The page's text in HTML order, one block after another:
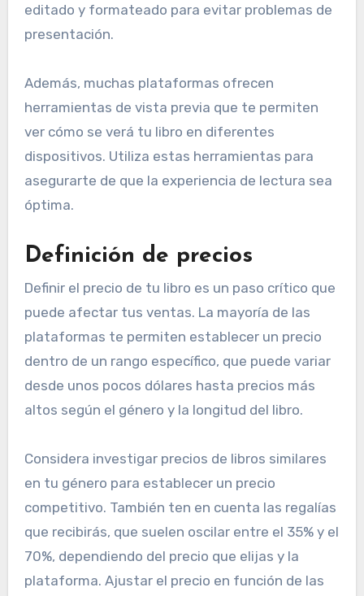
editado y formateado para evitar problemas de
presentación.
Además, muchas plataformas ofrecen
herramientas de vista previa que te permiten
ver cómo se verá tu libro en diferentes
dispositivos. Utiliza estas herramientas para
asegurarte de que la experiencia de lectura sea
óptima.
Definición de precios
Definir el precio de tu libro es un paso crítico que
puede afectar tus ventas. La mayoría de las
plataformas te permiten establecer un precio
dentro de un rango específico, que puede variar
desde unos pocos dólares hasta precios más
altos según el género y la longitud del libro.
Considera investigar precios de libros similares
en tu género para establecer un precio
competitivo. También ten en cuenta las regalías
que recibirás, que suelen oscilar entre el 35% y el
70%, dependiendo del precio que elijas y la
plataforma. Ajustar el precio en función de las